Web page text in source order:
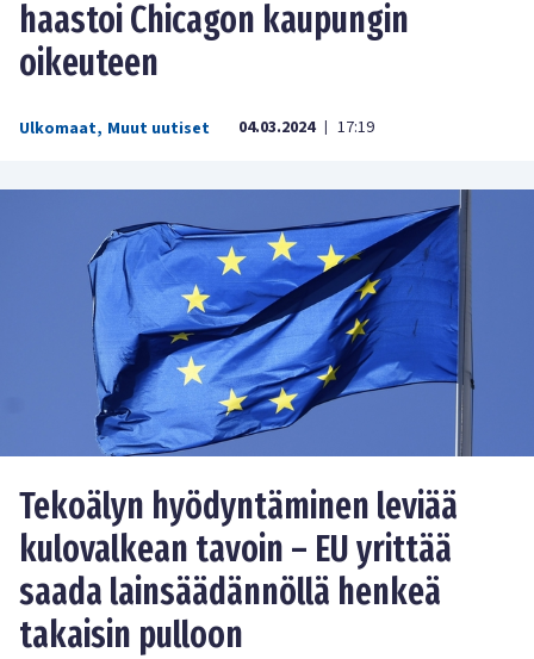
haastoi Chicagon kaupungin
oikeuteen
Ulkomaat, Muut uutiset 04.03.2024 17:19
Tekoälyn hyödyntäminen leviää
kulovalkean tavoin – EU yrittää
saada lainsäädännöllä henkeä
takaisin pulloon